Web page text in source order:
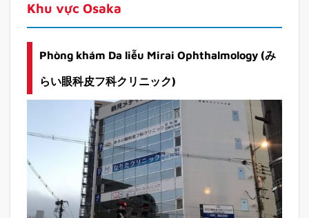
Khu vực Osaka
Phòng khám Da liễu Mirai Ophthalmology (み
らい眼科皮フ科クリニック)